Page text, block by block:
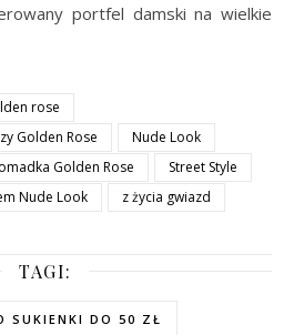
portfel damski na wielkie
rose
Golden Rose
Nude Look
Golden Rose
Street Style
Nude Look
z życia gwiazd
TAGI:
SUKIENKI DO 50 ZŁ